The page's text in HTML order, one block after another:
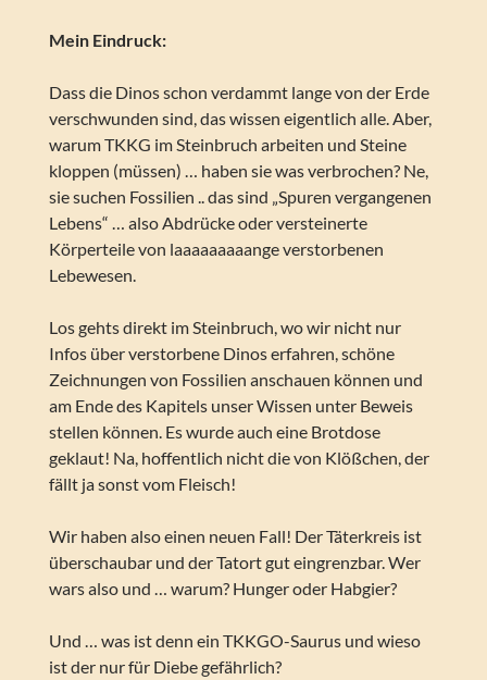
Mein Eindruck:
Dass die Dinos schon verdammt lange von der Erde
verschwunden sind, das wissen eigentlich alle. Aber,
warum TKKG im Steinbruch arbeiten und Steine
kloppen (müssen) … haben sie was verbrochen? Ne,
sie suchen Fossilien .. das sind „Spuren vergangenen
Lebens“ … also Abdrücke oder versteinerte
Körperteile von laaaaaaaaange verstorbenen
Lebewesen.
Los gehts direkt im Steinbruch, wo wir nicht nur
Infos über verstorbene Dinos erfahren, schöne
Zeichnungen von Fossilien anschauen können und
am Ende des Kapitels unser Wissen unter Beweis
stellen können. Es wurde auch eine Brotdose
geklaut! Na, hoffentlich nicht die von Klößchen, der
fällt ja sonst vom Fleisch!
Wir haben also einen neuen Fall! Der Täterkreis ist
überschaubar und der Tatort gut eingrenzbar. Wer
wars also und … warum? Hunger oder Habgier?
Und … was ist denn ein TKKGO-Saurus und wieso
ist der nur für Diebe gefährlich?